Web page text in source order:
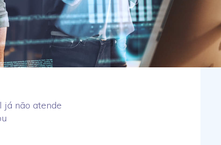
já não atende